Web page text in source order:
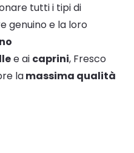
tutti i tipi di
genuino e la loro
e ai caprini, Fresco
lamassima qualità